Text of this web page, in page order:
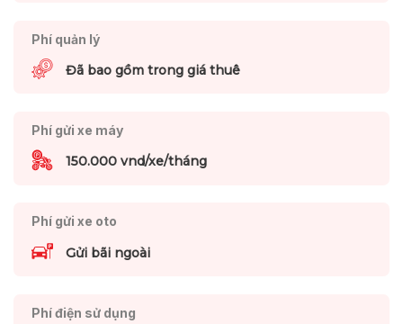
Phí quản lý
Đã bao gồm trong giá thuê
Phí gửi xe máy
150.000 vnd/xe/tháng
Phí gửi xe oto
Gửi bãi ngoài
Phí điện sử dụng